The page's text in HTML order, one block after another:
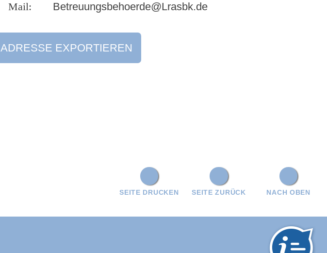
Betreuungsbehoerde@Lrasbk.de
ADRESSE EXPORTIEREN
NACH OBEN
SEITE ZURÜCK
SEITE DRUCKEN